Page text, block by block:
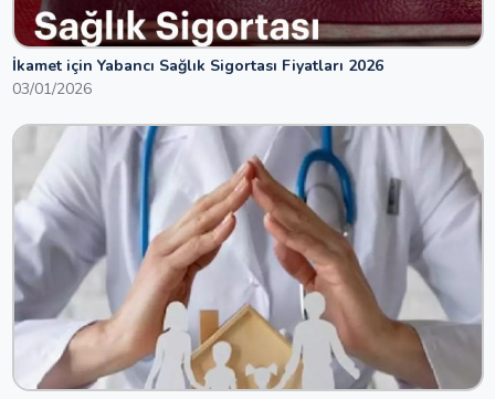
İkamet için Yabancı Sağlık Sigortası Fiyatları 2026
03/01/2026